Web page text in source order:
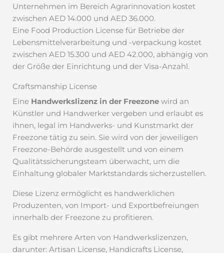
Unternehmen im Bereich Agrarinnovation kostet
zwischen AED 14.000 und AED 36.000.
Eine Food Production License für Betriebe der
Lebensmittelverarbeitung und -verpackung kostet
zwischen AED 15.300 und AED 42.000, abhängig von
der Größe der Einrichtung und der Visa-Anzahl.
Craftsmanship License
Eine Handwerkslizenz in der Freezone wird an
Künstler und Handwerker vergeben und erlaubt es
ihnen, legal im Handwerks- und Kunstmarkt der
Freezone tätig zu sein. Sie wird von der jeweiligen
Freezone-Behörde ausgestellt und von einem
Qualitätssicherungsteam überwacht, um die
Einhaltung globaler Marktstandards sicherzustellen.
Diese Lizenz ermöglicht es handwerklichen
Produzenten, von Import- und Exportbefreiungen
innerhalb der Freezone zu profitieren.
Es gibt mehrere Arten von Handwerkslizenzen,
darunter: Artisan License, Handicrafts License,